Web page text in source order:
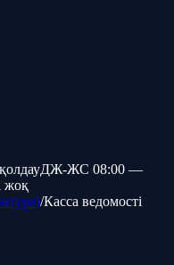
ДЖ-ЖС 08:00 —
жоқ
/Касса ведомості